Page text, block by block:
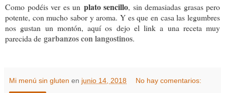
Como podéis ver es un plato sencillo, sin demasiadas grasas pero
potente, con mucho sabor y aroma. Y es que en casa las legumbres
nos gustan un montón, aquí os dejo el link a una receta muy
parecida de garbanzos con langostinos.
Mi menú sin gluten en junio 14, 2018 No hay comentarios: